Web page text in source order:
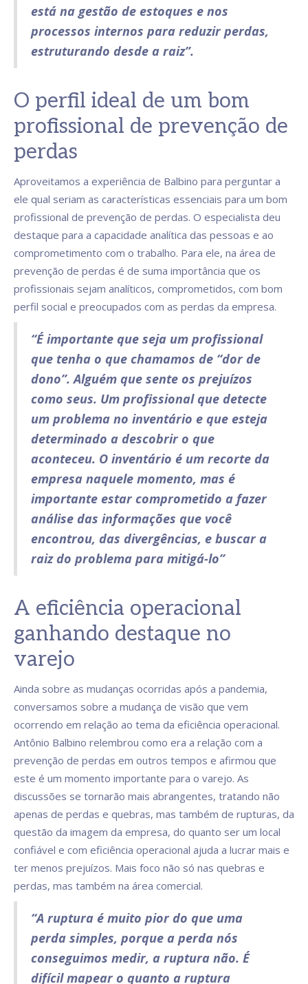
está na gestão de estoques e nos
processos internos para reduzir perdas,
estruturando desde a raiz”.
O perfil ideal de um bom
profissional de prevenção de
perdas
Aproveitamos a experiência de Balbino para perguntar a
ele qual seriam as características essenciais para um bom
profissional de prevenção de perdas. O especialista deu
destaque para a capacidade analítica das pessoas e ao
comprometimento com o trabalho. Para ele, na área de
prevenção de perdas é de suma importância que os
profissionais sejam analíticos, comprometidos, com bom
perfil social e preocupados com as perdas da empresa.
“É importante que seja um profissional
que tenha o que chamamos de “dor de
dono”. Alguém que sente os prejuízos
como seus. Um profissional que detecte
um problema no inventário e que esteja
determinado a descobrir o que
aconteceu. O inventário é um recorte da
empresa naquele momento, mas é
importante estar comprometido a fazer
análise das informações que você
encontrou, das divergências, e buscar a
raiz do problema para mitigá-lo”
A eficiência operacional
ganhando destaque no
varejo
Ainda sobre as mudanças ocorridas após a pandemia,
conversamos sobre a mudança de visão que vem
ocorrendo em relação ao tema da eficiência operacional.
Antônio Balbino relembrou como era a relação com a
prevenção de perdas em outros tempos e afirmou que
este é um momento importante para o varejo. As
discussões se tornarão mais abrangentes, tratando não
apenas de perdas e quebras, mas também de rupturas, da
questão da imagem da empresa, do quanto ser um local
confiável e com eficiência operacional ajuda a lucrar mais e
ter menos prejuízos. Mais foco não só nas quebras e
perdas, mas também na área comercial.
“A ruptura é muito pior do que uma
perda simples, porque a perda nós
conseguimos medir, a ruptura não. É
difícil mapear o quanto a ruptura